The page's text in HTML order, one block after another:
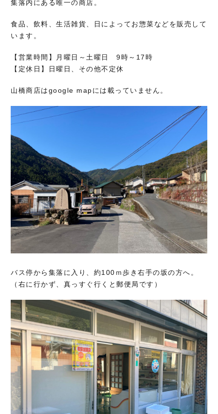
集落内にある唯一の商店。
食品、飲料、生活雑貨、日によってお惣菜などを販売して
います。
【営業時間】月曜日～土曜日 9時～17時
【定休日】日曜日、その他不定休
山橋商店はgoogle mapには載っていません。
バス停から集落に入り、約100ｍ歩き右手の坂の方へ。
（右に行かず、真っすぐ行くと郵便局です）